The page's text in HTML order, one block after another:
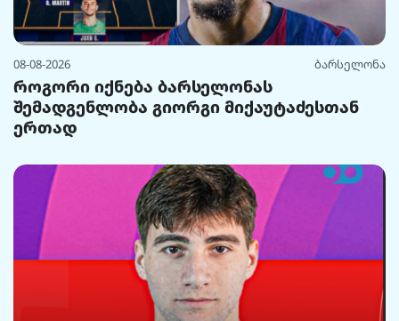
08-08-2026 ბარსელონა
როგორი იქნება ბარსელონას
შემადგენლობა გიორგი მიქაუტაძესთან
ერთად